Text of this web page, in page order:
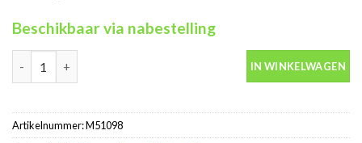
Beschikbaar via nabestelling
Motip Kompakt 51098 grijs metallic autolak in spuitbus 400ml
IN WINKELWAGEN
Artikelnummer:M51098